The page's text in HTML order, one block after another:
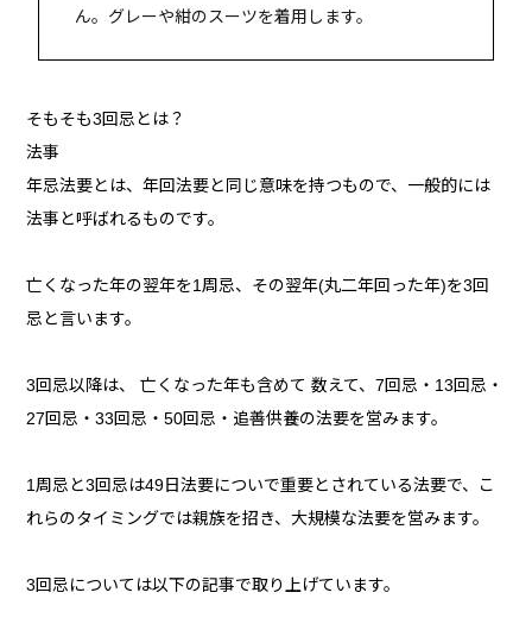
ん。グレーや紺のスーツを着用します。
そもそも3回忌とは？
法事
年忌法要とは、年回法要と同じ意味を持つもので、一般的には
法事と呼ばれるものです。
亡くなった年の翌年を1周忌、その翌年(丸二年回った年)を3回
忌と言います。
3回忌以降は、 亡くなった年も含めて 数えて、7回忌・13回忌・
27回忌・33回忌・50回忌・追善供養の法要を営みます。
1周忌と3回忌は49日法要についで重要とされている法要で、こ
れらのタイミングでは親族を招き、大規模な法要を営みます。
3回忌については以下の記事で取り上げています。